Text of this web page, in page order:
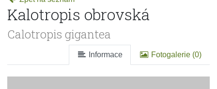
Kalotropis obrovská
Calotropis gigantea
Informace Fotogalerie (0)